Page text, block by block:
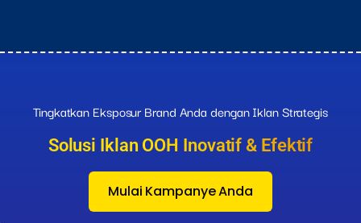
Tingkatkan Eksposur Brand Anda dengan Iklan Strategis
Solusi Iklan OOH Inovatif & Efektif
Mulai Kampanye Anda